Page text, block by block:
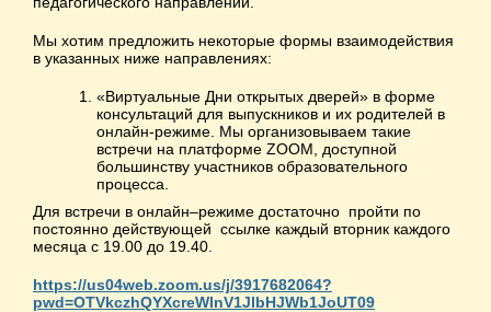
Мы хотим предложить некоторые формы взаимодействия
в указанных ниже направлениях:
«Виртуальные Дни открытых дверей» в форме
консультаций для выпускников и их родителей в
онлайн-режиме. Мы организовываем такие
встречи на платформе ZOOM, доступной
большинству участников образовательного
процесса.
Для встречи в онлайн–режиме достаточно пройти по
постоянно действующей ссылке каждый вторник каждого
месяца с 19.00 до 19.40.
https://us04web.zoom.us/j/3917682064?
pwd=OTVkczhQYXcreWlnV1JlbHJWb1JoUT09